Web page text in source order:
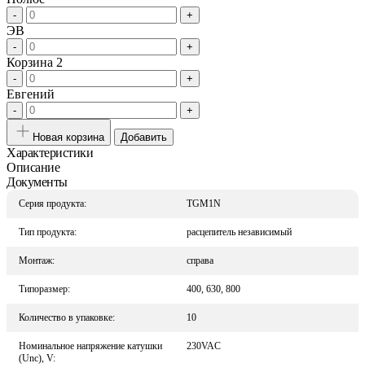
- +
ЭВ
- +
Корзина 2
- +
Евгений
- +
Новая корзина Добавить
Характеристики
Описание
Документы
Серия продукта: TGM1N
Тип продукта: расцепитель независимый
Монтаж: справа
Типоразмер: 400, 630, 800
Количество в упаковке: 10
Номинальное напряжение катушки
(Unc), V:
230VAC